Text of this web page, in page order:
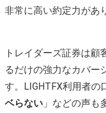
非常に高い約定力があ
トレイダーズ証券は顧
るだけの強力なカバー
す。LIGHTFX利用者の
ベらない 」などの声も